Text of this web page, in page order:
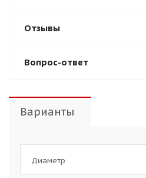
Отзывы
Вопрос-ответ
Варианты
Диаметр